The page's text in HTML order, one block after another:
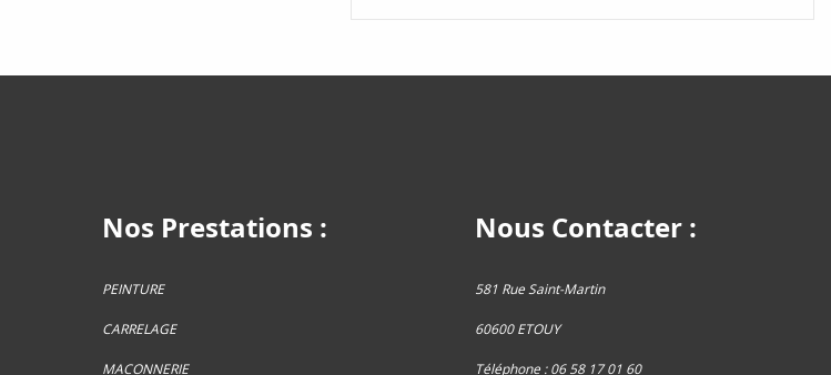
Nos Prestations :
PEINTURE
CARRELAGE
MACONNERIE
Nous Contacter :
581 Rue Saint-Martin
60600 ETOUY
Téléphone : 06 58 17 01 60